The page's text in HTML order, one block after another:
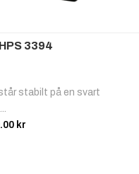
3394
stabilt på en svart
kr